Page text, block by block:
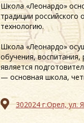
Школа «Леонардо»
традиции
технологию.
Школа «Леонардо»
обучения,
является
— основная школа,
302024 г.Орел, ул.